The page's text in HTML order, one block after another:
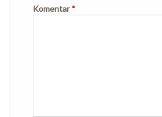
Komentar*